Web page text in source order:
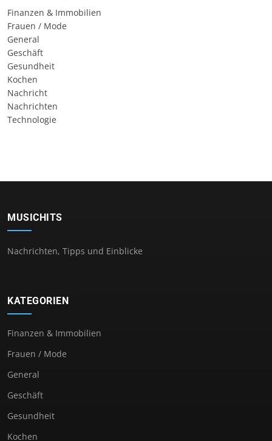
Finanzen & Immobilien
Frauen / Mode
General
Geschäft
Gesundheit
Kochen
Nachricht
Nachrichten
Technologie
MUSICHITS
Nachrichten, Tipps und Einblicke
KATEGORIEN
Finanzen & Immobilien
Frauen / Mode
General
Geschäft
Gesundheit
Kochen